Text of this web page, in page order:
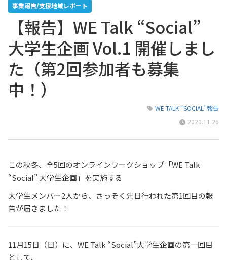
事業報告/支援地域レポート
【報告】WE Talk “Social”
大学生企画 Vol.1 開催しまし
た（第2回参加者も募集
中！）
WE TALK “SOCIAL”報告
2020.11.26
この秋冬、全5回のオンラインワークショップ「WE Talk
“Social” 大学生企画」を実施する
大学生メンバー2人から、さっそく先日行われた第1回目の報
告が届きました！
11月15日（日）に、WE Talk “Social”大学生企画の第一回目
として、